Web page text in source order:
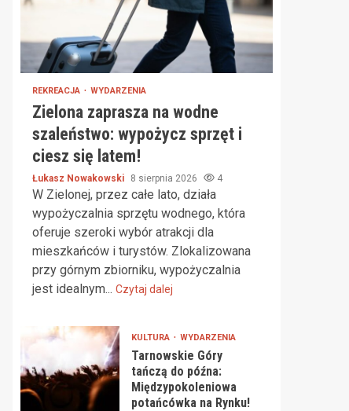
REKREACJA WYDARZENIA
Zielona zaprasza na wodne
szaleństwo: wypożycz sprzęt i
ciesz się latem!
Łukasz Nowakowski 8 sierpnia 2026 4
W Zielonej, przez całe lato, działa
wypożyczalnia sprzętu wodnego, która
oferuje szeroki wybór atrakcji dla
mieszkańców i turystów. Zlokalizowana
przy górnym zbiorniku, wypożyczalnia
jest idealnym... Czytaj dalej
KULTURA WYDARZENIA
Tarnowskie Góry
tańczą do późna:
Międzypokoleniowa
potańcówka na Rynku!